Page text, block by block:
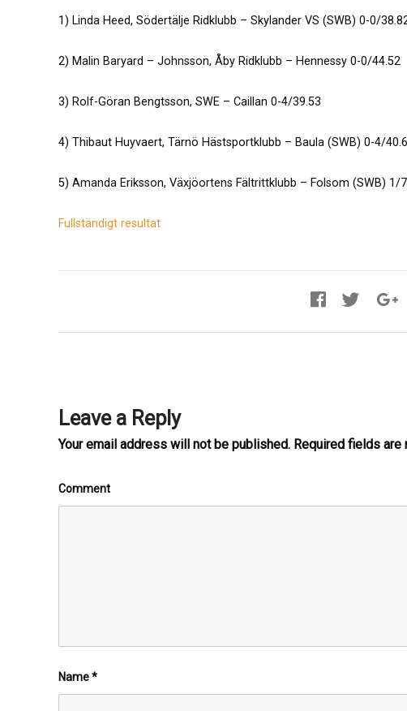
1) Linda Heed, Södertälje Ridklubb – Skylander VS (SWB) 0-0/
2) Malin Baryard – Johnsson, Åby Ridklubb – Hennessy 0-0/44.52
3) Rolf-Göran Bengtsson, SWE – Caillan 0-4/39.53
4) Thibaut Huyvaert, Tärnö Hästsportklubb – Baula (SWB) 0-4/
5) Amanda Eriksson, Växjöortens Fältrittklubb – Folsom (SWB) 1/
Fullständigt resultat
Leave a Reply
Your email address will not be published. Required fields are
Comment
Name*